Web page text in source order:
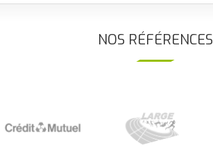
NOS RÉFÉRENCES